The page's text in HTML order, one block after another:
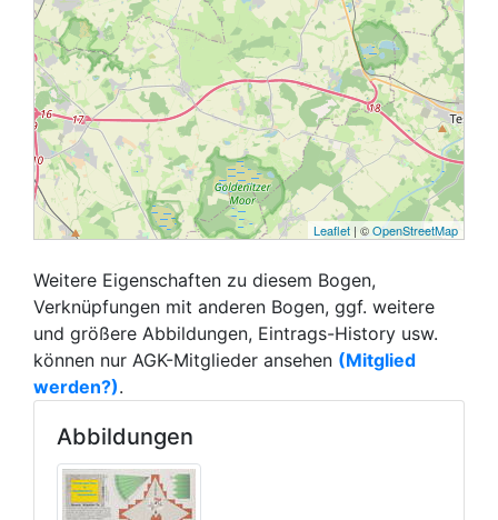
Leaflet | ©OpenStreetMap
Weitere Eigenschaften zu diesem Bogen,
Verknüpfungen mit anderen Bogen, ggf. weitere
und größere Abbildungen, Eintrags-History usw.
können nur AGK-Mitglieder ansehen (Mitglied
werden?).
Abbildungen